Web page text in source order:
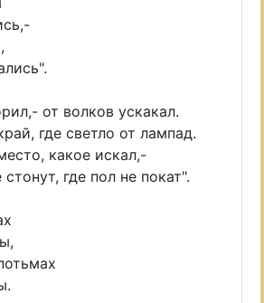
от волков ускакал.
где светло от лампад.
какое искал,-
где пол не покат".